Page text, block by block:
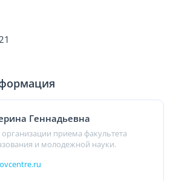
Геннадьевна
организации приема факультета
и молодежной науки.